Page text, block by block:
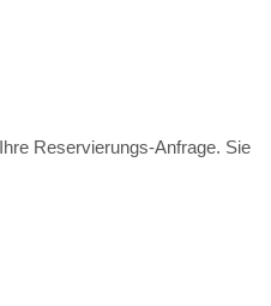
Reservierungs-Anfrage. Sie